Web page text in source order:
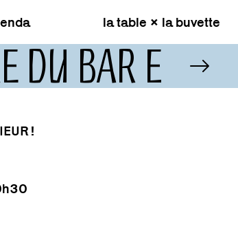
la table × la buvette
DU BAR
!